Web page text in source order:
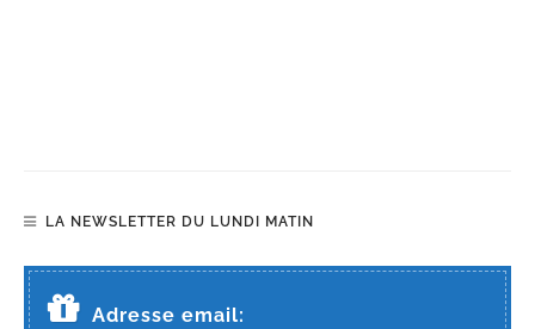
LA NEWSLETTER DU LUNDI MATIN
Adresse email: